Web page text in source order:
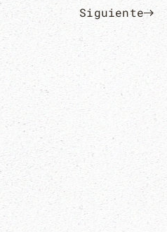
Siguiente